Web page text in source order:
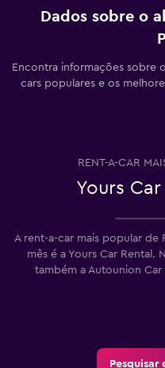
Dados sobre o
Encontra informações sobre
cars populares e os
RENT-A-CAR
Yours Car
A rent-a-car mais popular de
mês é a Yours Car Rental.
também a Autounion Car
Pesquisar